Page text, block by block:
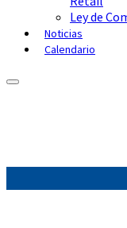
Ley de
Noticias
Calendario